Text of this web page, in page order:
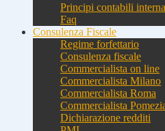
Principi contabili
Faq
Consulenza Fiscale
Regime forfettario
Consulenza fiscale
Commercialista on line
Commercialista Milano
Commercialista Roma
Commercialista
Dichiarazione redditi